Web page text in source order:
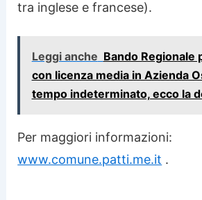
tra inglese e francese).
Leggi anche Bando Regionale
con licenza media in Azienda
tempo indeterminato, ecco la
Per maggiori informazioni:
www.comune.patti.me.it .